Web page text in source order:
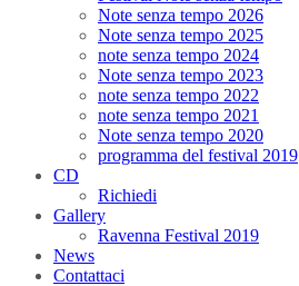
Note senza tempo 2026
Note senza tempo 2025
note senza tempo 2024
Note senza tempo 2023
note senza tempo 2022
note senza tempo 2021
Note senza tempo 2020
programma del festival 2019
CD
Richiedi
Gallery
Ravenna Festival 2019
News
Contattaci